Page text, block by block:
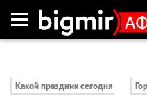
Какой праздник сегодня